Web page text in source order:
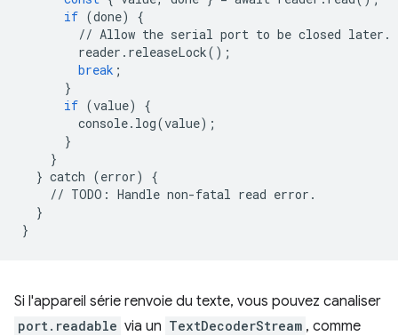
if (done)
{
// Allow the serial port to be closed later .
reader . releaseLock();
break ;
}
if (value)
{
console. log(value);
}
}
} catch (error)
{
// TODO : Handle non-fatal read error .
}
}
Si l'appareil série renvoie du texte, vous pouvez canaliser
port.readable via un TextDecoderStream , comme